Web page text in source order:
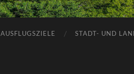
AUSFLUGSZIELE STADT- UND